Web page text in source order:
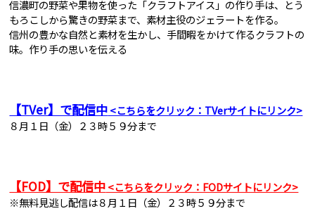
信濃町の野菜や果物を使った「クラフトアイス」の作り手は、とう
もろこしから驚きの野菜まで、素材主役のジェラートを作る。
信州の豊かな自然と素材を生かし、手間暇をかけて作るクラフトの
味。作り手の思いを伝える
【TVer】で配信中<こちらをクリック：TVerサイトにリンク>
８月１日（金）２３時５９分まで
【FOD】で配信中<こちらをクリック：FODサイトにリンク>
※無料見逃し配信は８月１日（金）２３時５９分まで